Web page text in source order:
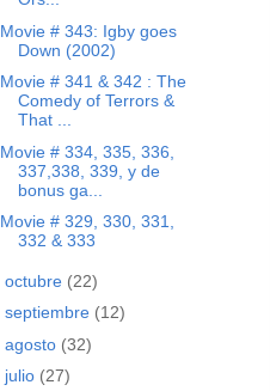
Movie # 343: Igby goes
Down (2002)
Movie # 341 & 342 : The
Comedy of Terrors &
That ...
Movie # 334, 335, 336,
337,338, 339, y de
bonus ga...
Movie # 329, 330, 331,
332 & 333
octubre (22)
septiembre (12)
agosto (32)
julio (27)